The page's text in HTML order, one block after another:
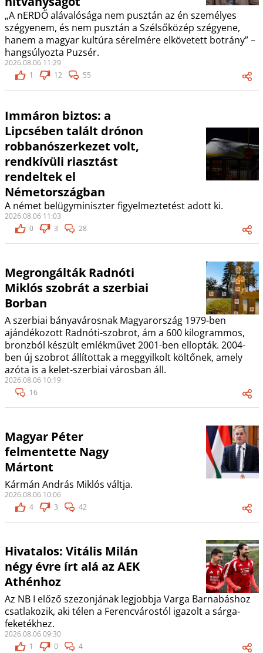
„A nERDŐ alávalósága nem pusztán az én személyes
szégyenem, és nem pusztán a Szélsőközép szégyene,
hanem a magyar kultúra sérelmére elkövetett botrány” –
hangsúlyozta Puzsér.
2026.08.06 11:29
1
12 55
Immáron biztos: a
Lipcsében talált drónon
robbanószerkezet volt,
rendkívüli riasztást
rendeltek el
Németországban
A német belügyminiszter figyelmeztetést adott ki.
2026.08.06 11:03
0
3 28
Megrongálták Radnóti
Miklós szobrát a szerbiai
Borban
A szerbiai bányavárosnak Magyarország 1979-ben
ajándékozott Radnóti-szobrot, ám a 600 kilogrammos,
bronzból készült emlékművet 2001-ben ellopták. 2004-
ben új szobrot állítottak a meggyilkolt költőnek, amely
azóta is a kelet-szerbiai városban áll.
2026.08.06 10:19
16
Magyar Péter
felmentette Nagy
Mártont
Kármán András Miklós váltja.
2026.08.06 10:06
4
3 42
Hivatalos: Vitális Milán
négy évre írt alá az AEK
Athénhoz
Az NB I előző szezonjának legjobbja Varga Barnabáshoz
csatlakozik, aki télen a Ferencvárostól igazolt a sárga-
feketékhez.
2026.08.06 09:30
1
0 4